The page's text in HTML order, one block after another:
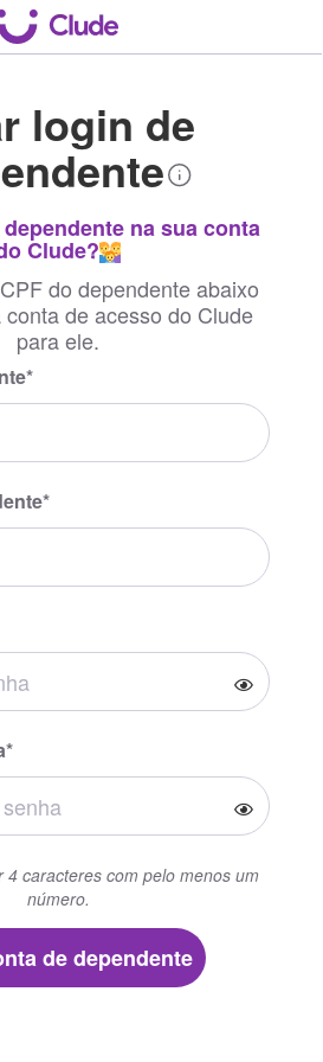
login de
na sua conta
Clude?
do dependente abaixo
de acesso do Clude
para ele.
4 caracteres com pelo menos um
número.
de dependente